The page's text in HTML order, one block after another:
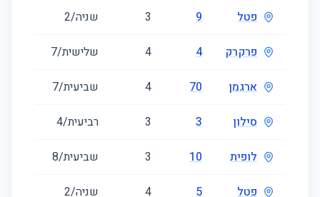
פטל 9
3 שניה/2
פרקרק 4
4 שלישית/7
ארגמן 70
4 שביעית/7
סילון 3
3 רביעית/4
לופית 10
3 שביעית/8
פטל 5
4 שניה/2